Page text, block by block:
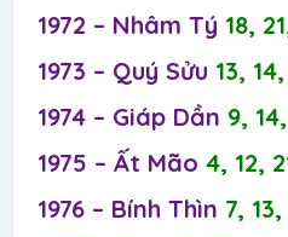
1972 – Nhâm Tý 18,
1973 – Quý Sửu 13,
1974 – Giáp Dần 9,
1975 – Ất Mão 4, 12,
1976 – Bính Thìn 7,